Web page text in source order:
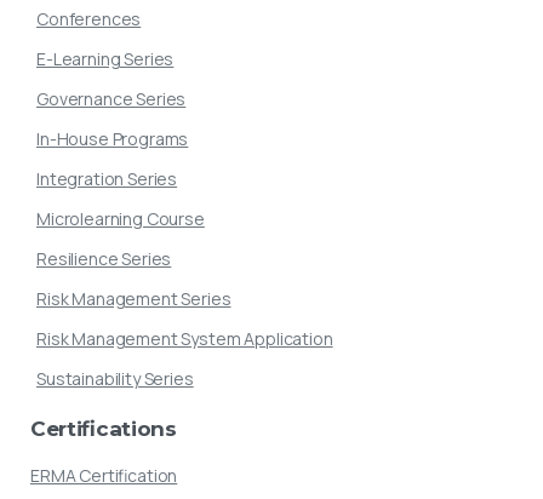
Conferences
E-Learning Series
Governance Series
In-House Programs
Integration Series
Microlearning Course
Resilience Series
Risk Management Series
Risk Management System Application
Sustainability Series
Certifications
ERMA Certification